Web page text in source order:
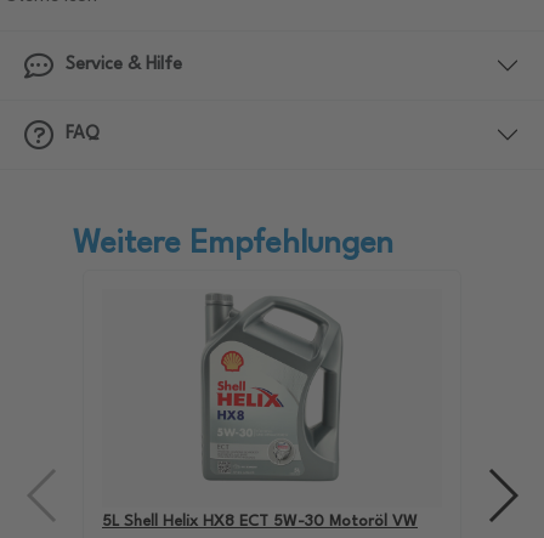
Service & Hilfe
FAQ
Weitere Empfehlungen
5L Shell Helix HX8 ECT 5W-30 Motoröl VW